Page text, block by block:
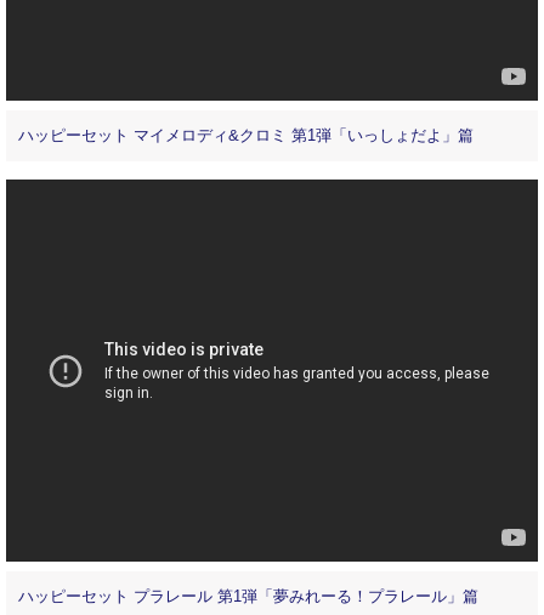
ハッピーセット マイメロディ&クロミ 第1弾「いっしょだよ」篇
ハッピーセット プラレール 第1弾「夢みれーる！プラレール」篇